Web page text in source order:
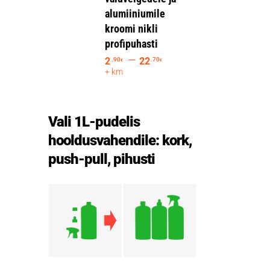
alumiiniumile
kroomi nikli
profipuhasti
2.90€ – 22.70€
+ km
Vali 1L-pudelis
hooldusvahendile: kork,
push-pull, pihusti